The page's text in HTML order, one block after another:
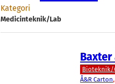
Kategori
Medicinteknik/Lab
Baxter
Bioteknik/
Å&R Carton,